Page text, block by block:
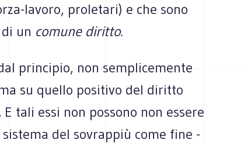
lavoro, proletari) e che sono
un comune diritto.
principio, non semplicemente
su quello positivo del diritto
tali essi non possono non essere
del sovrappiù come fine -